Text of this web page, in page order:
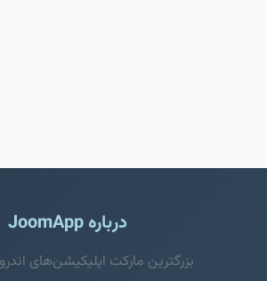
درباره JoomApp
بزرگترین مارکت اپلیکیشن‌های